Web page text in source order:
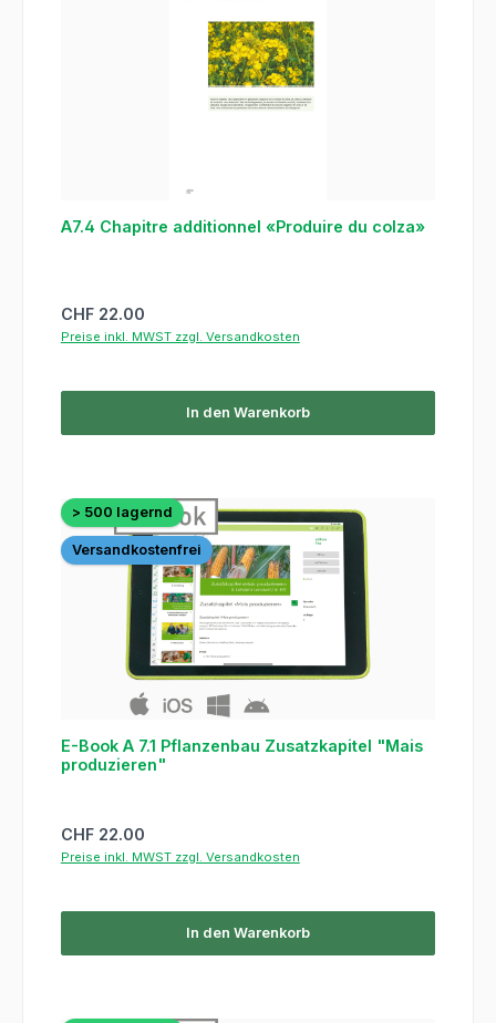
A7.4 Chapitre additionnel «Produire du colza»
Regulärer Preis:
CHF 22.00
Preise inkl. MWST zzgl. Versandkosten
In den Warenkorb
> 500 lagernd
Versandkostenfrei
E-Book A 7.1 Pflanzenbau Zusatzkapitel "Mais
produzieren"
Regulärer Preis:
CHF 22.00
Preise inkl. MWST zzgl. Versandkosten
In den Warenkorb